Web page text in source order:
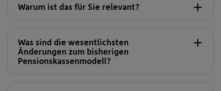
Automatikmodell 57/62
die derzeit in der VRG 218 geführt werden,
ein beitragsorientiertes Pensionskassenmodell
haben.
Warum ist das für Sie relevant?
Was sind die wesentlichsten
Änderungen zum bisherigen
Pensionskassenmodell?